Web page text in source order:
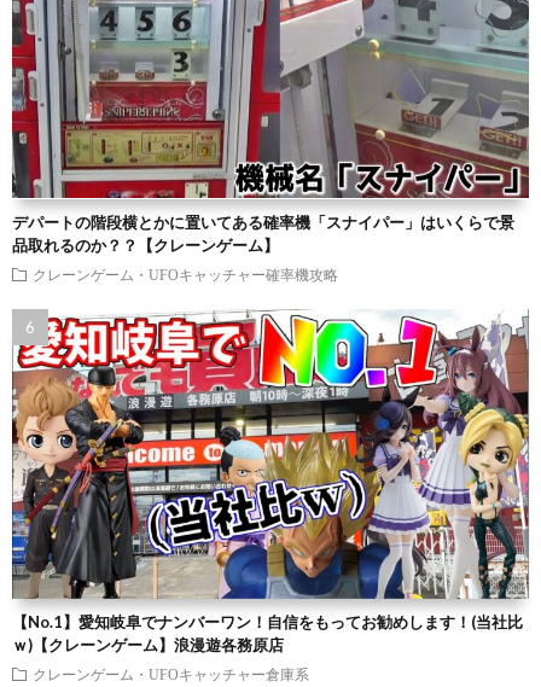
デパートの階段横とかに置いてある確率機「スナイパー」はいくらで景
品取れるのか？？【クレーンゲーム】
クレーンゲーム・UFOキャッチャー確率機攻略
【No.1】愛知岐阜でナンバーワン！自信をもってお勧めします！(当社比
ｗ)【クレーンゲーム】浪漫遊各務原店
クレーンゲーム・UFOキャッチャー倉庫系